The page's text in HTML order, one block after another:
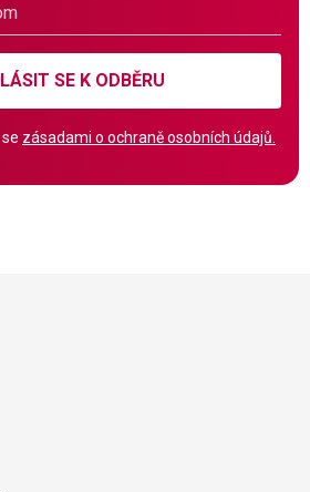
SE K ODBĚRU
zásadami o ochraně osobních údajů.